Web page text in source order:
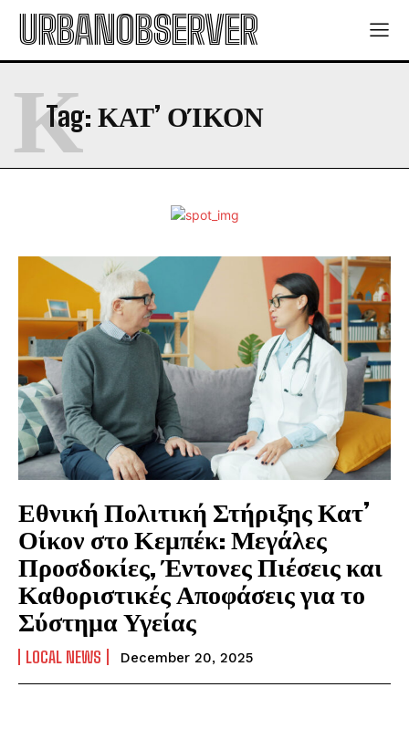
URBANOBSERVER
Tag: ΚΑΤ’ ΟΊΚΟΝ
Κ
Εθνική Πολιτική Στήριξης Κατ’
Οίκον στο Κεμπέκ: Μεγάλες
Προσδοκίες, Έντονες Πιέσεις και
Καθοριστικές Αποφάσεις για το
Σύστημα Υγείας
LOCAL NEWS December 20, 2025